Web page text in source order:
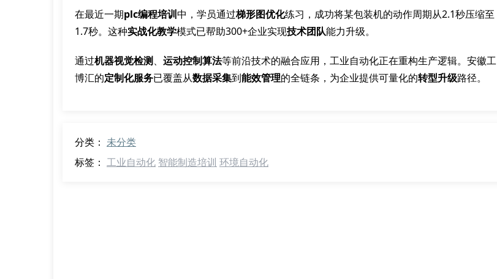
在最近一期plc编程培训中，学员通过梯形图优化练习，成功将某包装机的动作周期从2.1秒压缩至
1.7秒。这种实战化教学模式已帮助300+企业实现技术团队能力升级。
通过机器视觉检测、 运动控制算法等前沿技术的融合应用，工业自动化正在重构生产逻辑。安徽工
博汇的定制化服务已覆盖从数据采集到能效管理的全链条，为企业提供可量化的转型升级路径。
分类： 未分类
标签： 工业自动化 智能制造培训 环境自动化